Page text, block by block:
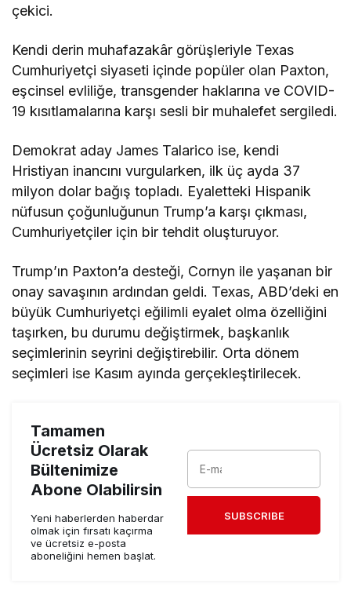
çekici.
Kendi derin muhafazakâr görüşleriyle Texas
Cumhuriyetçi siyaseti içinde popüler olan Paxton,
eşcinsel evliliğe, transgender haklarına ve COVID-
19 kısıtlamalarına karşı sesli bir muhalefet sergiledi.
Demokrat aday James Talarico ise, kendi
Hristiyan inancını vurgularken, ilk üç ayda 37
milyon dolar bağış topladı. Eyaletteki Hispanik
nüfusun çoğunluğunun Trump’a karşı çıkması,
Cumhuriyetçiler için bir tehdit oluşturuyor.
Trump’ın Paxton’a desteği, Cornyn ile yaşanan bir
onay savaşının ardından geldi. Texas, ABD’deki en
büyük Cumhuriyetçi eğilimli eyalet olma özelliğini
taşırken, bu durumu değiştirmek, başkanlık
seçimlerinin seyrini değiştirebilir. Orta dönem
seçimleri ise Kasım ayında gerçekleştirilecek.
Tamamen
Ücretsiz Olarak
Bültenimize
Abone Olabilirsin
Yeni haberlerden haberdar
olmak için fırsatı kaçırma
ve ücretsiz e-posta
aboneliğini hemen başlat.
SUBSCRIBE